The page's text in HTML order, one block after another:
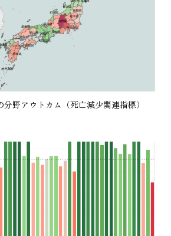
野アウトカム（死亡減少関連指標）